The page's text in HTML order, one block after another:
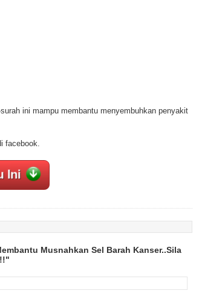
ini mampu membantu menyembuhkan penyakit
facebook.
Musnahkan Sel Barah Kanser..Sila